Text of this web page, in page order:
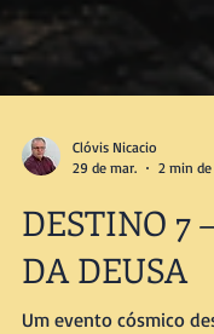
Clóvis Nicacio
DESTINO 7
DA DEUSA